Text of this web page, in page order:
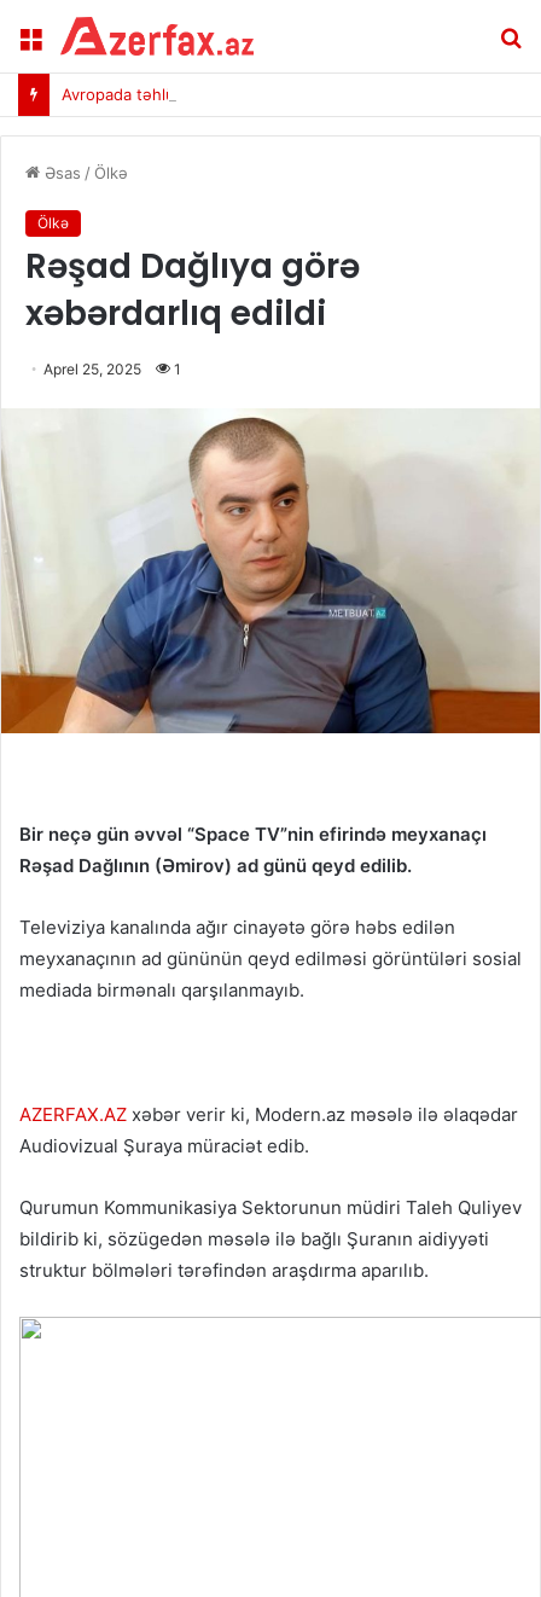
Menu
Avropada təhlükəli virus yayılır – 6 nəfər öldü
Əsas /Ölkə
Ölkə
Rəşad Dağlıya görə
xəbərdarlıq edildi
Aprel 25, 2025 1
Bir neçə gün əvvəl “Space TV”nin efirində meyxanaçı
Rəşad Dağlının (Əmirov) ad günü qeyd edilib.
Televiziya kanalında ağır cinayətə görə həbs edilən
meyxanaçının ad gününün qeyd edilməsi görüntüləri sosial
mediada birmənalı qarşılanmayıb.
AZERFAX.AZ xəbər verir ki, Modern.az məsələ ilə əlaqədar
Audiovizual Şuraya müraciət edib.
Qurumun Kommunikasiya Sektorunun müdiri Taleh Quliyev
bildirib ki, sözügedən məsələ ilə bağlı Şuranın aidiyyəti
struktur bölmələri tərəfindən araşdırma aparılıb.